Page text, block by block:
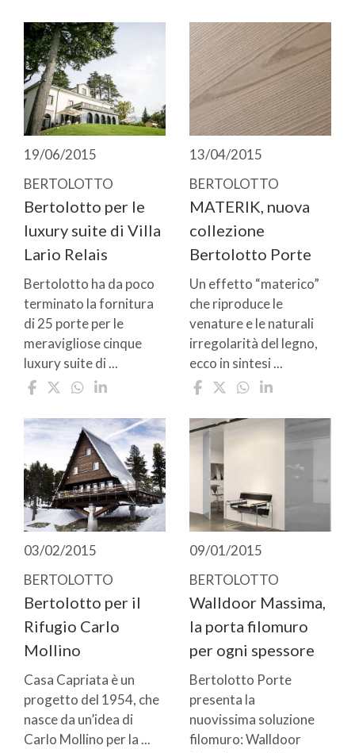
19/06/2015
BERTOLOTTO
Bertolotto per le
luxury suite di Villa
Lario Relais
Bertolotto ha da poco
terminato la fornitura
di 25 porte per le
meravigliose cinque
luxury suite di ...
13/04/2015
BERTOLOTTO
MATERIK, nuova
collezione
Bertolotto Porte
Un effetto “materico”
che riproduce le
venature e le naturali
irregolarità del legno,
ecco in sintesi ...
03/02/2015
BERTOLOTTO
Bertolotto per il
Rifugio Carlo
Mollino
Casa Capriata è un
progetto del 1954, che
nasce da un’idea di
Carlo Mollino per la ...
09/01/2015
BERTOLOTTO
Walldoor Massima,
la porta filomuro
per ogni spessore
Bertolotto Porte
presenta la
nuovissima soluzione
filomuro: Walldoor